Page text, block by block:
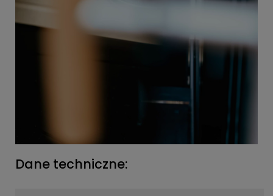
Dane techniczne: